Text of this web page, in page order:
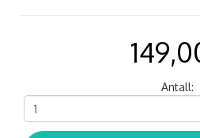
Antall: